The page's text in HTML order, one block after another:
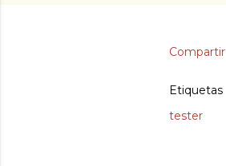
Compartir
Etiquetas
tester